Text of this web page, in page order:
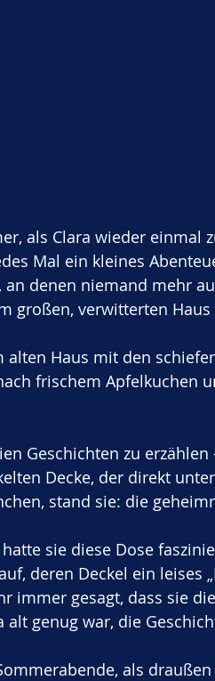
als Clara wieder einmal
Mal ein kleines
denen niemand mehr
großen, verwitterten
Haus mit den
frischem Apfelkuchen
Geschichten zu
Decke, der direkt
stand sie: die
sie diese Dose
deren Deckel ein leises
immer gesagt, dass sie
genug war, die
als